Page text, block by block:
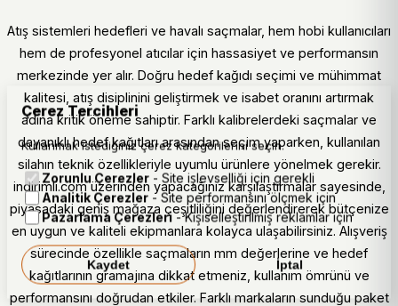
Atış sistemleri hedefleri ve havalı saçmalar, hem hobi kullanıcıları
hem de profesyonel atıcılar için hassasiyet ve performansın
merkezinde yer alır. Doğru hedef kağıdı seçimi ve mühimmat
kalitesi, atış disiplinini geliştirmek ve isabet oranını artırmak
adına kritik öneme sahiptir. Farklı kalibrelerdeki saçmalar ve
dayanıklı hedef kağıtları arasından seçim yaparken, kullanılan
silahın teknik özellikleriyle uyumlu ürünlere yönelmek gerekir.
indirimli.com üzerinden yapacağınız karşılaştırmalar sayesinde,
piyasadaki geniş mağaza çeşitliliğini değerlendirerek bütçenize
en uygun ve kaliteli ekipmanlara kolayca ulaşabilirsiniz. Alışveriş
sürecinde özellikle saçmaların mm değerlerine ve hedef
kağıtlarının gramajına dikkat etmeniz, kullanım ömrünü ve
performansını doğrudan etkiler. Farklı markaların sunduğu paket
Çerez Tercihleri
Kullanmak istediğiniz çerez kategorilerini seçin.
Zorunlu Çerezler - Site işlevselliği için gerekli
Analitik Çerezler - Site performansını ölçmek için
Pazarlama Çerezleri- Kişiselleştirilmiş reklamlar için
Kaydet İptal